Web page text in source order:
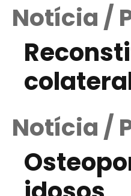
Notícia /
Notícia /